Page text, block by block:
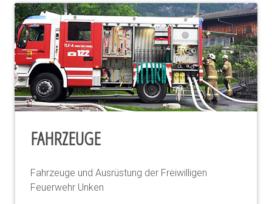
FAHRZEUGE
Fahrzeuge und Ausrüstung der Freiwilligen
Feuerwehr Unken